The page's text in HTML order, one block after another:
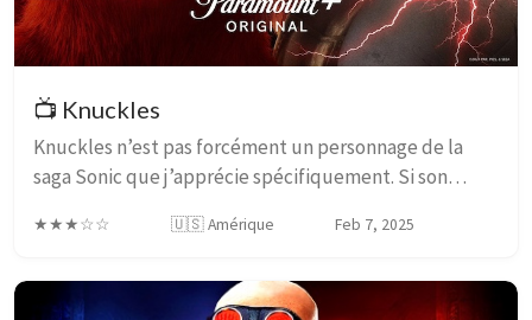
📺 Knuckles
Knuckles n’est pas forcément un personnage de la
saga Sonic que j’apprécie spécifiquement. Si son
permettant de planer et grimper aux murs, était...
★★★☆☆ 🇺🇸 Amérique Feb 7, 2025